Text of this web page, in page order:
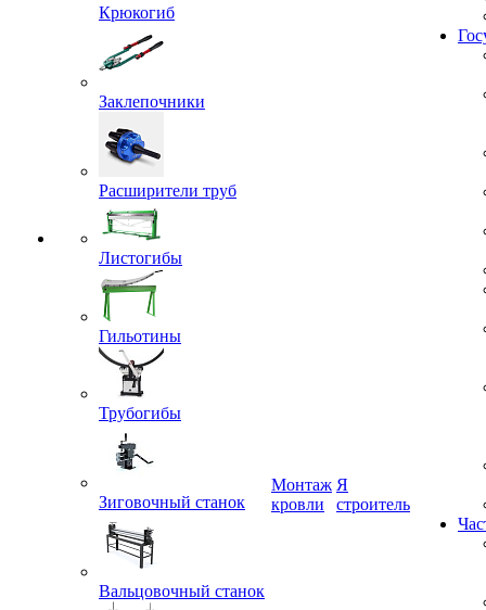
Крюкогиб
Заклепочники
Расширители труб
Листогибы
Гильотины
Трубогибы
Зиговочный станок
Вальцовочный станок
кровли
строитель